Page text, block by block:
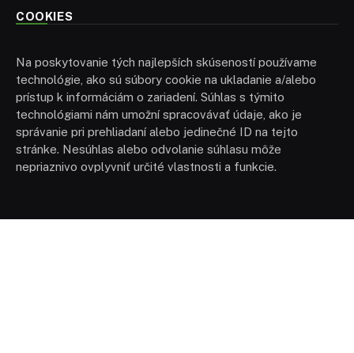
COOKIES
Na poskytovanie tých najlepších skúseností používame
technológie, ako sú súbory cookie na ukladanie a/alebo
prístup k informáciám o zariadení. Súhlas s týmito
technológiami nám umožní spracovávať údaje, ako je
správanie pri prehliadaní alebo jedinečné ID na tejto
stránke. Nesúhlas alebo odvolanie súhlasu môže
nepriaznivo ovplyvniť určité vlastnosti a funkcie.